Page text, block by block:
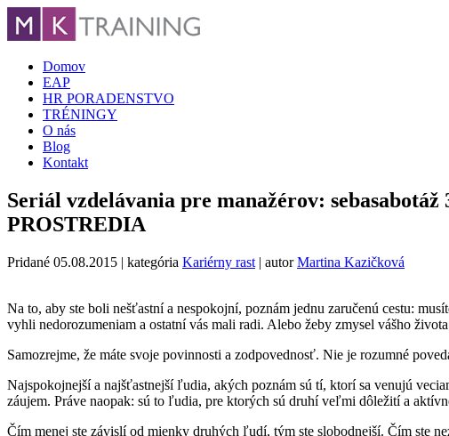
Domov
EAP
HR PORADENSTVO
TRÉNINGY
O nás
Blog
Kontakt
Seriál vzdelávania pre manažérov:
PROSTREDIA
Pridané 05.08.2015 | kategória Kariérny rast | autor Martina Kazičková
Na to, aby ste boli nešťastní a nespokojní, poznám jednu zaručenú cestu:
vyhli nedorozumeniam a ostatní vás mali radi. Alebo žeby zmysel vášho
Samozrejme, že máte svoje povinnosti a zodpovednosť. Nie je rozumné
Najspokojnejší a najšťastnejší ľudia, akých poznám sú tí, ktorí sa venujú
záujem. Práve naopak: sú to ľudia, pre ktorých sú druhí veľmi dôležití a
Čím menej ste závislí od mienky druhých ľudí, tým ste slobodnejší. Čím ste